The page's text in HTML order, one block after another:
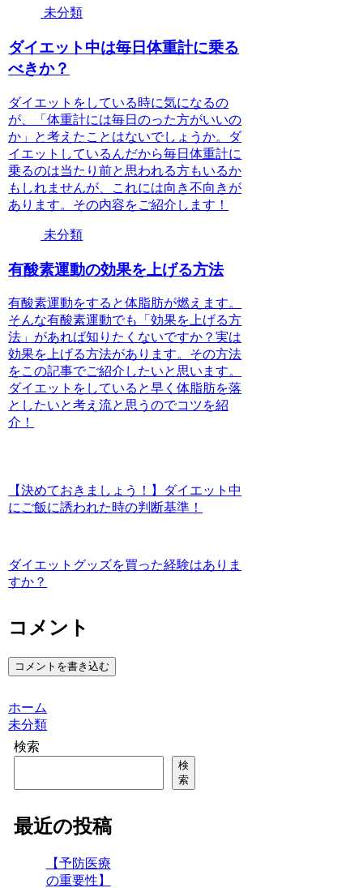
未分類
ダイエット中は毎日体重計に乗る
べきか？
ダイエットをしている時に気になるの
が、「体重計には毎日のった方がいいの
か」と考えたことはないでしょうか。ダ
イエットしているんだから毎日体重計に
乗るのは当たり前と思われる方もいるか
もしれませんが、これには向き不向きが
あります。その内容をご紹介します！
未分類
有酸素運動の効果を上げる方法
有酸素運動をすると体脂肪が燃えます。
そんな有酸素運動でも「効果を上げる方
法」があれば知りたくないですか？実は
効果を上げる方法があります。その方法
をこの記事でご紹介したいと思います。
ダイエットをしていると早く体脂肪を落
としたいと考え流と思うのでコツを紹
介！
【決めておきましょう！】ダイエット中
にご飯に誘われた時の判断基準！
ダイエットグッズを買った経験はありま
すか？
コメント
コメントを書き込む
ホーム
未分類
検索
検
索
最近の投稿
【予防医療
の重要性】